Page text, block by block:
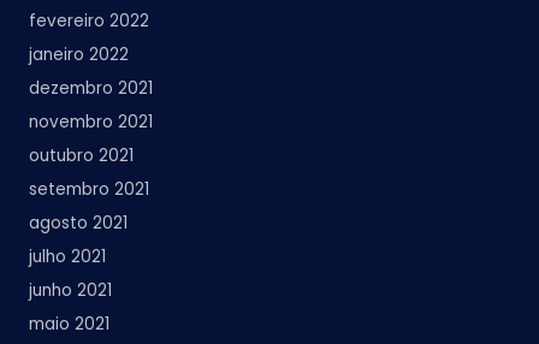
fevereiro 2022
janeiro 2022
dezembro 2021
novembro 2021
outubro 2021
setembro 2021
agosto 2021
julho 2021
junho 2021
maio 2021